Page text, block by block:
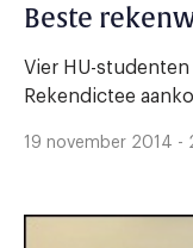
Beste
Vier HU-
Rekendictee
19 november 2014 -